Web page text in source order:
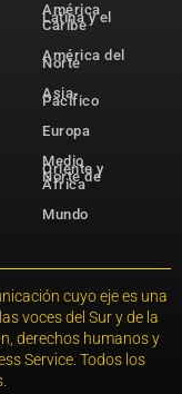
América
Latina y el
Caribe
América del
Norte
Asia-
Pacífico
Europa
Medio
Oriente y
Norte de
África
Mundo
cuyo eje es una
voces del Sur y de la
derechos humanos y
Service. Todos los